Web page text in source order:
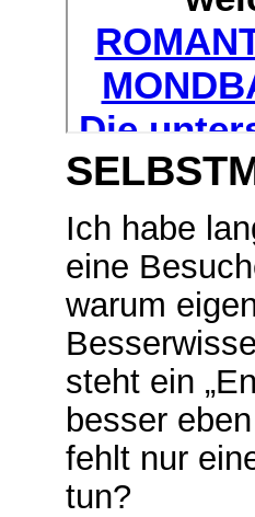
Ich habe
eine
warum
steht ein
besser
fehlt nur
tun?